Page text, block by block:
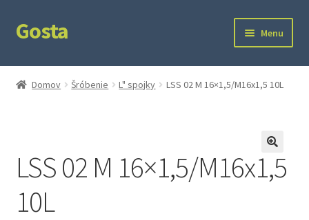
Preskočiť
na
Preskočiť
na
Gosta Menu
Domov
Domov Šróbenie L" spojky LSS 02 M 16×1,5/M16x1,5 10L
LSS 02 M 16×1,5/M16x1,5
10L